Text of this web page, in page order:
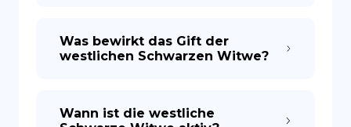
Was bewirkt das Gift der
westlichen Schwarzen Witwe?
Wann ist die westliche